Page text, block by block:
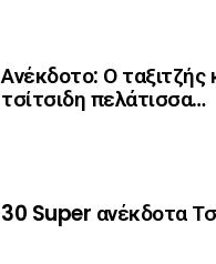
Ανέκδοτο: Ο ταξιτζής
τσίτσιδη πελάτισσα…
30 Super ανέκδοτα